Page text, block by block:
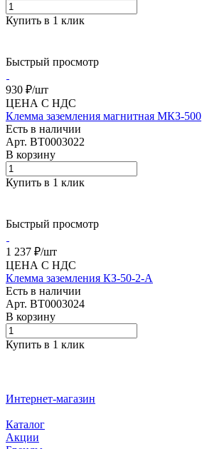
Купить в 1 клик
Быстрый просмотр
930 ₽/шт
ЦЕНА С НДС
Клемма заземления магнитная МКЗ-500
Есть в наличии
Арт. BT0003022
В корзину
Купить в 1 клик
Быстрый просмотр
1 237 ₽/шт
ЦЕНА С НДС
Клемма заземления КЗ-50-2-А
Есть в наличии
Арт. BT0003024
В корзину
Купить в 1 клик
Интернет-магазин
Каталог
Акции